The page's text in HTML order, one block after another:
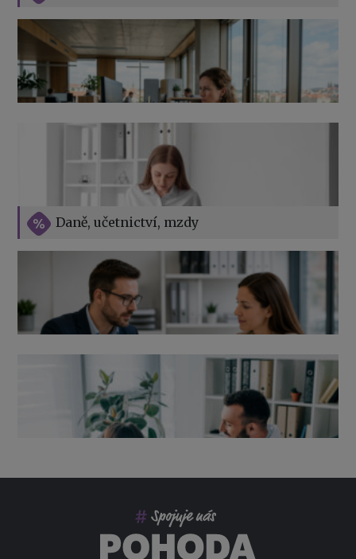
Daně, učetnictví, mzdy
Vše o překážkách v práci na straně zaměstnavatele
Výpověď ze zdravotních důvodů 2026 – průvodce pro
zaměstnavatele
Jak na podnikání při rodičovské dovolené
Přehledy pro OSSZ a zdravotní pojišťovny – jak na ně
v roce 2026